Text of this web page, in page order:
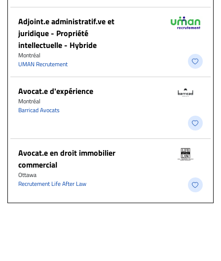
Adjoint.e administratif.ve et
juridique - Propriété
intellectuelle - Hybride
Montréal
UMAN Recrutement
Avocat.e d'expérience
Montréal
Barricad Avocats
Avocat.e en droit immobilier
commercial
Ottawa
Recrutement Life After Law